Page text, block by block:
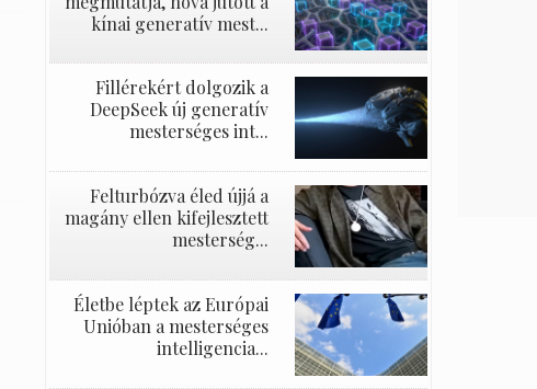
kínai generatív mest...
Fillérekért dolgozik a
DeepSeek új generatív
mesterséges int...
Felturbózva éled újjá a
magány ellen kifejlesztett
mesterség...
Életbe léptek az Európai
Unióban a mesterséges
intelligencia...